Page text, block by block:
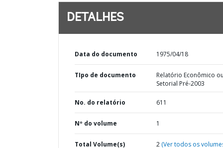
DETALHES
Data do documento 1975/04/18
TIpo de documento
Relatório Econômico ou
Setorial Pré-2003
No. do relatório 611
Nº do volume 1
Total Volume(s) 2 (Ver todos os